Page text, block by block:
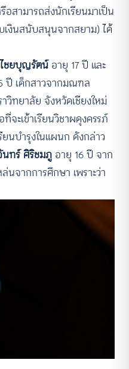
อสามารถส่งนักเรียนมาเป็น
เงินสนับสนุนจากสยาม) ได้
ชยบุญรัตน์อายุ 17 ปี และ
ปี เด็กสาวจากมณฑล
วิทยาลัย จังหวัดเชียงใหม่
ะเข้าเรียนวิชาผดุงครรภ์
ยนบำรุงในแผนก ดังกล่าว
นทร์ ศิริชมภู อายุ 16 ปี จาก
นจากการศึกษา เพราะว่า